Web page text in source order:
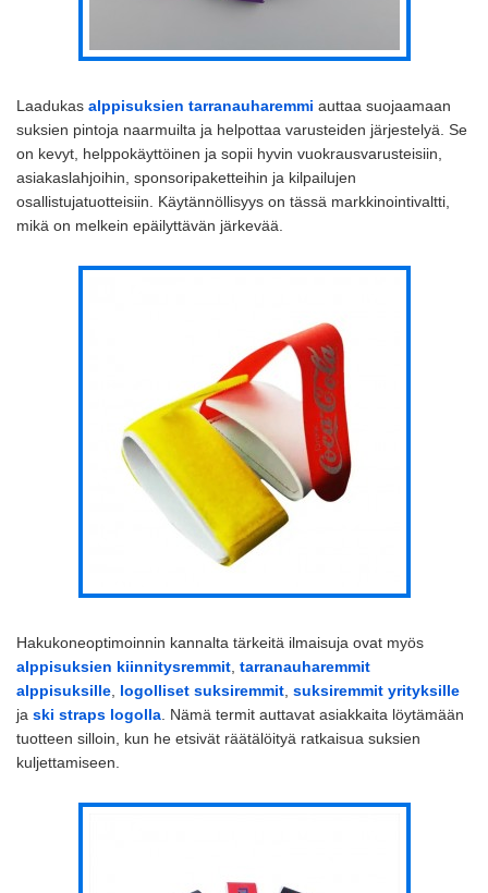
Laadukas alppisuksien tarranauharemmi auttaa suojaamaan
suksien pintoja naarmuilta ja helpottaa varusteiden järjestelyä. Se
on kevyt, helppokäyttöinen ja sopii hyvin vuokrausvarusteisiin,
asiakaslahjoihin, sponsoripaketteihin ja kilpailujen
osallistujatuotteisiin. Käytännöllisyys on tässä markkinointivaltti,
mikä on melkein epäilyttävän järkevää.
Hakukoneoptimoinnin kannalta tärkeitä ilmaisuja ovat myös
alppisuksien kiinnitysremmit, tarranauharemmit
alppisuksille, logolliset suksiremmit, suksiremmit yrityksille
ja ski straps logolla. Nämä termit auttavat asiakkaita löytämään
tuotteen silloin, kun he etsivät räätälöityä ratkaisua suksien
kuljettamiseen.